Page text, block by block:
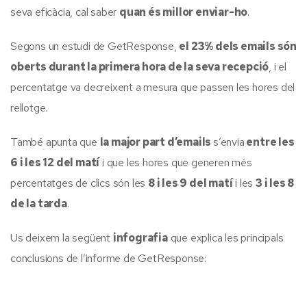
seva eficàcia, cal saber quan és millor enviar-ho.
Segons un estudi de GetResponse, el 23% dels emails són
oberts durant la primera hora de la seva recepció, i el
percentatge va decreixent a mesura que passen les hores del
rellotge.
També apunta que la major part d’emails s’enviaentre les
6 i les 12 del matíi que les hores que generen més
percentatges de clics són les 8 i les 9 del matíi les3 i les 8
de la tarda.
Us deixem la següent infografiaque explica les principals
conclusions de l’informe de GetResponse: